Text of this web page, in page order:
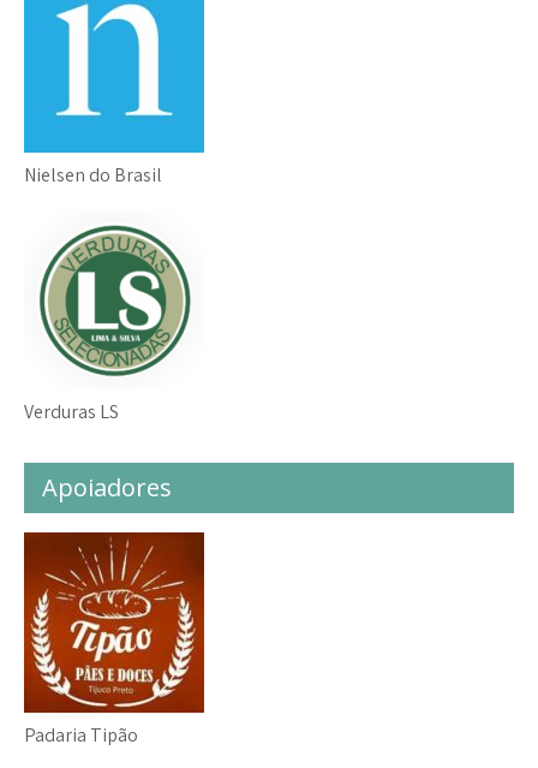
Nielsen do Brasil
Verduras LS
Apoiadores
Padaria Tipão